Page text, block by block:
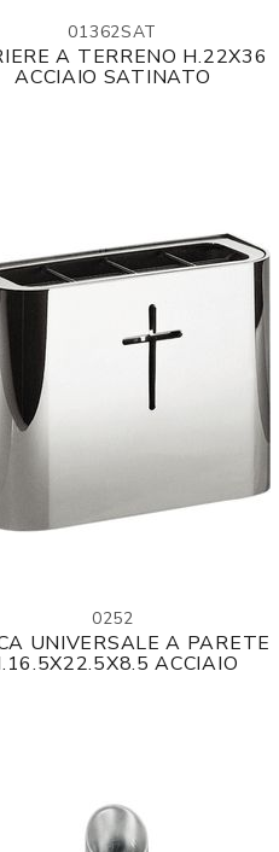
01362SAT
A TERRENO H.22X36
ACCIAIO SATINATO
0252
UNIVERSALE A PARETE
ACCIAIO